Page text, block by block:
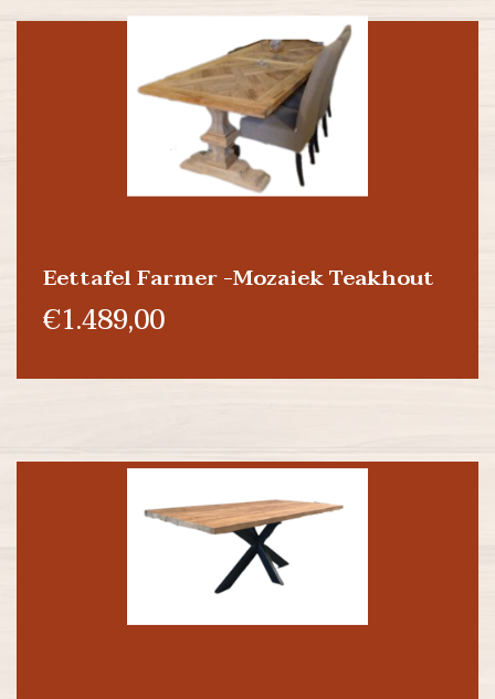
Eettafel Farmer -Mozaiek Teakhout
€1.489,00